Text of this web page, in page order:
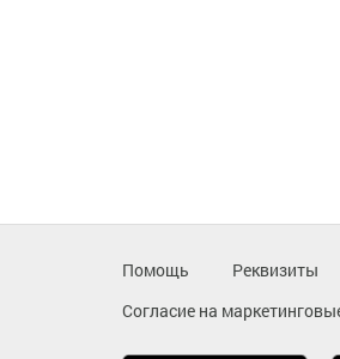
Помощь Реквизиты
Согласие на